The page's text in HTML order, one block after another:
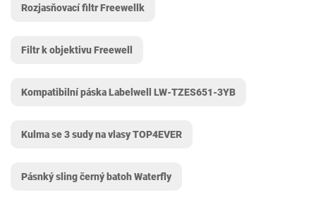
Rozjasňovací filtr Freewellk
Filtr k objektivu Freewell
Kompatibilní páska Labelwell ‎LW-TZES651-3YB
Kulma se 3 sudy na vlasy TOP4EVER
Pásnký sling černý batoh Waterfly